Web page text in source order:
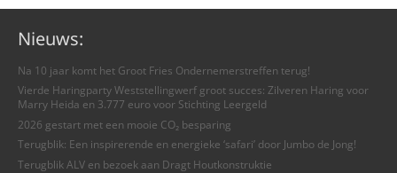
Nieuws:
Na 10 jaar komt het Groot Fries Ondernemerstreffen terug!
Vierde Haringparty Weststellingwerf groot succes: Zilveren Haring voor
Marry Heida en 3.777 euro voor Stichting Leergeld
2026 gestart met een mooie CO₂ besparing
Terugblik: Een inspirerende en energieke ‘safari’ door Jumbo de Jong!
Terugblik ALV en bezoek aan Dragt Houtkonstruktie